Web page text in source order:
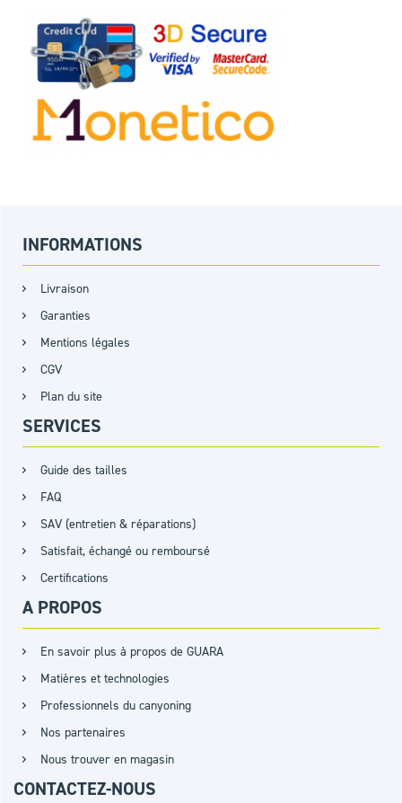
INFORMATIONS
Livraison
Garanties
Mentions légales
CGV
Plan du site
SERVICES
Guide des tailles
FAQ
SAV (entretien & réparations)
Satisfait, échangé ou remboursé
Certifications
A PROPOS
En savoir plus à propos de GUARA
Matières et technologies
Professionnels du canyoning
Nos partenaires
Nous trouver en magasin
CONTACTEZ-NOUS